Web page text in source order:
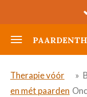
direct
naar
de
hoofdinhoud
Therapie vóór
en mét paarden
»